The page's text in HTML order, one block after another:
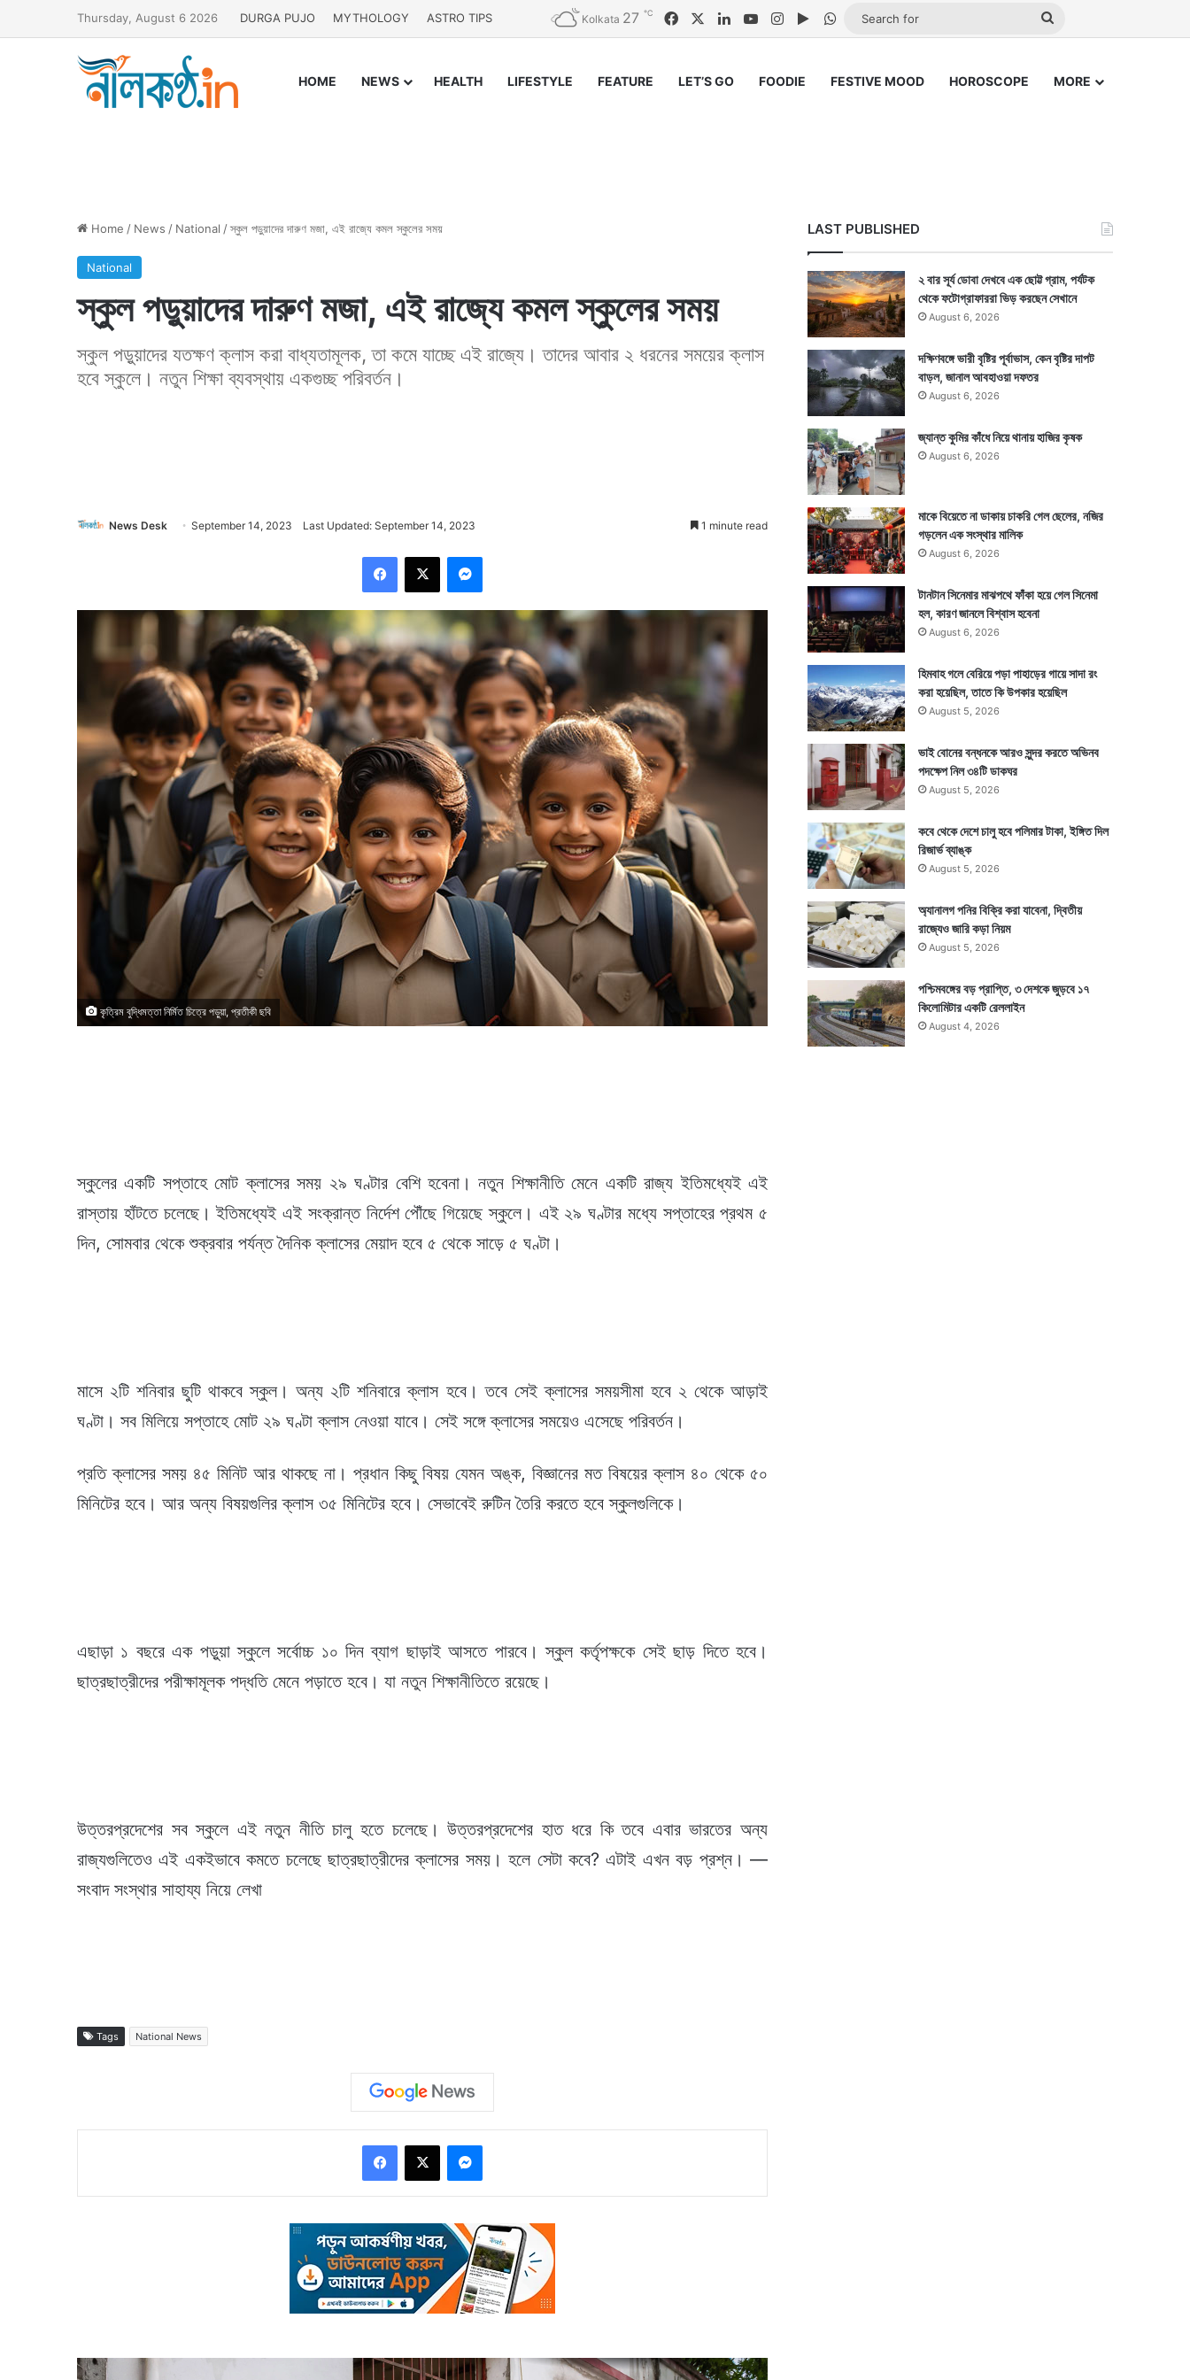
Thursday, August 6 2026 DURGA PUJO MYTHOLOGY ASTRO TIPS Kolkata 27 ℃ FacebookLinkedInYouTubeInstagramGoogle Play
WhatsApp
Search
HOME NEWS HEALTH LIFESTYLE FEATURE LET’S GO FOODIE FESTIVE MOOD HOROSCOPE MORE
Home / News / National /স্কুল পড়ুয়াদের দারুণ মজা, এই রাজ্যে কমল স্কুলের সময়
National
স্কুল পড়ুয়াদের দারুণ মজা, এই রাজ্যে কমল স্কুলের সময়
স্কুল পড়ুয়াদের যতক্ষণ ক্লাস করা বাধ্যতামূলক, তা কমে যাচ্ছে এই রাজ্যে। তাদের আবার ২ ধরনের সময়ের ক্লাস
হবে স্কুলে। নতুন শিক্ষা ব্যবস্থায় একগুচ্ছ পরিবর্তন।
News Desk September 14, 2023 Last Updated: September 14, 2023 1 minute read
কৃত্রিম বুদ্ধিমত্তা নির্মিত চিত্রে পড়ুয়া, প্রতীকী ছবি
স্কুলের একটি সপ্তাহে মোট ক্লাসের সময় ২৯ ঘণ্টার বেশি হবেনা। নতুন শিক্ষানীতি মেনে একটি রাজ্য ইতিমধ্যেই এই
রাস্তায় হাঁটতে চলেছে। ইতিমধ্যেই এই সংক্রান্ত নির্দেশ পৌঁছে গিয়েছে স্কুলে। এই ২৯ ঘণ্টার মধ্যে সপ্তাহের প্রথম ৫
দিন, সোমবার থেকে শুক্রবার পর্যন্ত দৈনিক ক্লাসের মেয়াদ হবে ৫ থেকে সাড়ে ৫ ঘণ্টা।
মাসে ২টি শনিবার ছুটি থাকবে স্কুল। অন্য ২টি শনিবারে ক্লাস হবে। তবে সেই ক্লাসের সময়সীমা হবে ২ থেকে আড়াই
ঘণ্টা। সব মিলিয়ে সপ্তাহে মোট ২৯ ঘণ্টা ক্লাস নেওয়া যাবে। সেই সঙ্গে ক্লাসের সময়েও এসেছে পরিবর্তন।
প্রতি ক্লাসের সময় ৪৫ মিনিট আর থাকছে না। প্রধান কিছু বিষয় যেমন অঙ্ক, বিজ্ঞানের মত বিষয়ের ক্লাস ৪০ থেকে ৫০
মিনিটের হবে। আর অন্য বিষয়গুলির ক্লাস ৩৫ মিনিটের হবে। সেভাবেই রুটিন তৈরি করতে হবে স্কুলগুলিকে।
এছাড়া ১ বছরে এক পড়ুয়া স্কুলে সর্বোচ্চ ১০ দিন ব্যাগ ছাড়াই আসতে পারবে। স্কুল কর্তৃপক্ষকে সেই ছাড় দিতে হবে।
ছাত্রছাত্রীদের পরীক্ষামূলক পদ্ধতি মেনে পড়াতে হবে। যা নতুন শিক্ষানীতিতে রয়েছে।
উত্তরপ্রদেশের সব স্কুলে এই নতুন নীতি চালু হতে চলেছে। উত্তরপ্রদেশের হাত ধরে কি তবে এবার ভারতের অন্য
রাজ্যগুলিতেও এই একইভাবে কমতে চলেছে ছাত্রছাত্রীদের ক্লাসের সময়। হলে সেটা কবে? এটাই এখন বড় প্রশ্ন। —
সংবাদ সংস্থার সাহায্য নিয়ে লেখা
Tags National News
LAST PUBLISHED
২ বার সূর্য ডোবা দেখবে এক ছোট্ট গ্রাম, পর্যটক
থেকে ফটোগ্রাফাররা ভিড় করছেন সেখানে
August 6, 2026
দক্ষিণবঙ্গে ভারী বৃষ্টির পূর্বাভাস, কেন বৃষ্টির দাপট
বাড়ল, জানাল আবহাওয়া দফতর
August 6, 2026
জ্যান্ত কুমির কাঁধে নিয়ে থানায় হাজির কৃষক
August 6, 2026
মাকে বিয়েতে না ডাকায় চাকরি গেল ছেলের, নজির
গড়লেন এক সংস্থার মালিক
August 6, 2026
টানটান সিনেমার মাঝপথে ফাঁকা হয়ে গেল সিনেমা
হল, কারণ জানলে বিশ্বাস হবেনা
August 6, 2026
হিমবাহ গলে বেরিয়ে পড়া পাহাড়ের গায়ে সাদা রং
করা হয়েছিল, তাতে কি উপকার হয়েছিল
August 5, 2026
ভাই বোনের বন্ধনকে আরও সুন্দর করতে অভিনব
পদক্ষেপ নিল ৩৪টি ডাকঘর
August 5, 2026
কবে থেকে দেশে চালু হবে পলিমার টাকা, ইঙ্গিত দিল
রিজার্ভ ব্যাঙ্ক
August 5, 2026
অ্যানালগ পনির বিক্রি করা যাবেনা, দ্বিতীয়
রাজ্যেও জারি কড়া নিয়ম
August 5, 2026
পশ্চিমবঙ্গের বড় প্রাপ্তি, ৩ দেশকে জুড়বে ১৭
কিলোমিটার একটি রেললাইন
August 4, 2026